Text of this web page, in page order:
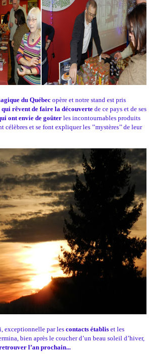
du Québec opère et notre stand est pris
qui rêvent de faire la découverte de ce pays et de ses
ont envie de goûter les incontournables produits
célèbres et se font expliquer les ’’mystères’’ de leur
exceptionnelle par les contacts établis et les
bien après le coucher d’un beau soleil d’hiver,
l’an prochain...